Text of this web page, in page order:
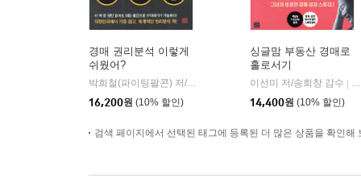
경매 권리분석 이렇게
쉬웠어?
박희철(파이팅팔콘) 저/송희창 감수
지혜로
16,200원 (10% 할인)
싱글맘 부동산 경매로
홀로서기
이선미 저/송희창 감수
14,400원 (10% 할인)
검색 페이지에서 선택된 태그에 등록된 더 많은 상품을 확인해